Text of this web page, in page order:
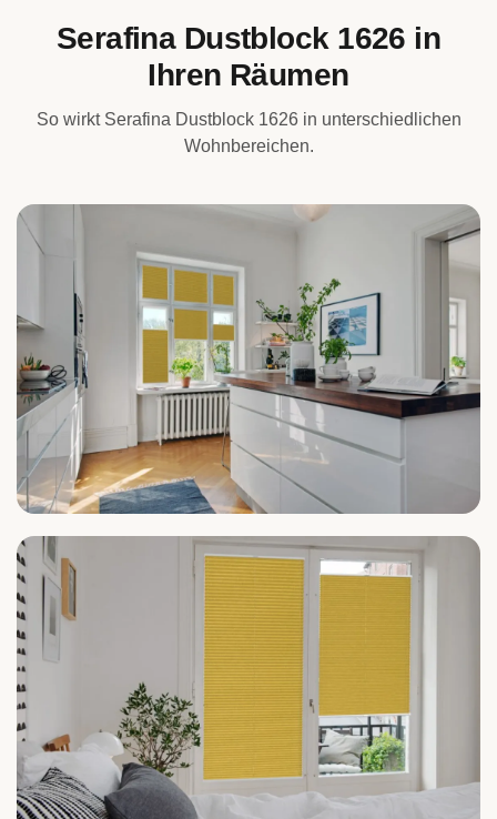
Serafina Dustblock 1626 in
Ihren Räumen
So wirkt Serafina Dustblock 1626 in unterschiedlichen
Wohnbereichen.
Küche